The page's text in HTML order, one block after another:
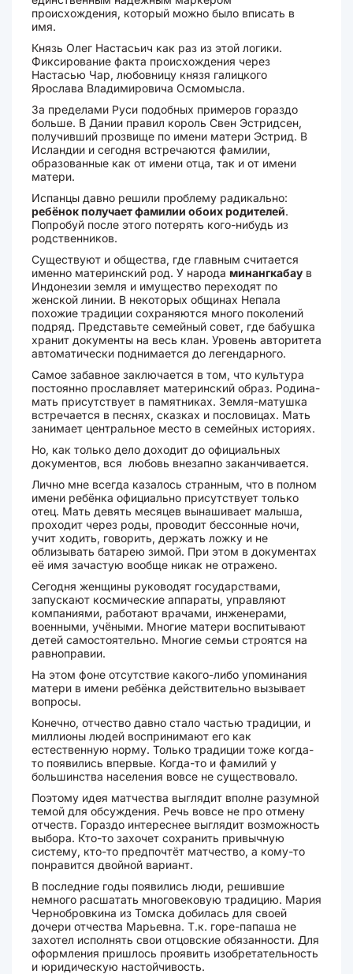
происхождения, который можно было вписать в
имя.
Князь Олег Настасьич как раз из этой логики.
Фиксирование факта происхождения через
Настасью Чар, любовницу князя галицкого
Ярослава Владимировича Осмомысла.
За пределами Руси подобных примеров гораздо
больше. В Дании правил король Свен Эстридсен,
получивший прозвище по имени матери Эстрид. В
Исландии и сегодня встречаются фамилии,
образованные как от имени отца, так и от имени
матери.
Испанцы давно решили проблему радикально:
ребёнок получает фамилии обоих родителей.
Попробуй после этого потерять кого-нибудь из
родственников.
Существуют и общества, где главным считается
именно материнский род. У народа минангкабау в
Индонезии земля и имущество переходят по
женской линии. В некоторых общинах Непала
похожие традиции сохраняются много поколений
подряд. Представьте семейный совет, где бабушка
хранит документы на весь клан. Уровень авторитета
автоматически поднимается до легендарного.
Самое забавное заключается в том, что культура
постоянно прославляет материнский образ. Родина-
мать присутствует в памятниках. Земля-матушка
встречается в песнях, сказках и пословицах. Мать
занимает центральное место в семейных историях.
Но, как только дело доходит до официальных
документов, вся любовь внезапно заканчивается.
Лично мне всегда казалось странным, что в полном
имени ребёнка официально присутствует только
отец. Мать девять месяцев вынашивает малыша,
проходит через роды, проводит бессонные ночи,
учит ходить, говорить, держать ложку и не
облизывать батарею зимой. При этом в документах
её имя зачастую вообще никак не отражено.
Сегодня женщины руководят государствами,
запускают космические аппараты, управляют
компаниями, работают врачами, инженерами,
военными, учёными. Многие матери воспитывают
детей самостоятельно. Многие семьи строятся на
равноправии.
На этом фоне отсутствие какого-либо упоминания
матери в имени ребёнка действительно вызывает
вопросы.
Конечно, отчество давно стало частью традиции, и
миллионы людей воспринимают его как
естественную норму. Только традиции тоже когда-
то появились впервые. Когда-то и фамилий у
большинства населения вовсе не существовало.
Поэтому идея матчества выглядит вполне разумной
темой для обсуждения. Речь вовсе не про отмену
отчеств. Гораздо интереснее выглядит возможность
выбора. Кто-то захочет сохранить привычную
систему, кто-то предпочтёт матчество, а кому-то
понравится двойной вариант.
В последние годы появились люди, решившие
немного расшатать многовековую традицию. Мария
Чернобровкина из Томска добилась для своей
дочери отчества Марьевна. Т.к. горе-папаша не
захотел исполнять свои отцовские обязанности. Для
оформления пришлось проявить изобретательность
и юридическую настойчивость.